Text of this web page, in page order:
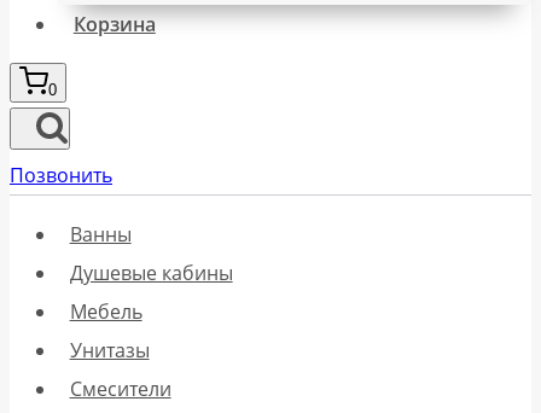
Корзина
0
Позвонить
Ванны
Душевые кабины
Мебель
Унитазы
Смесители